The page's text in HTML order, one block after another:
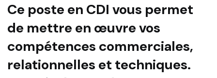
Ce poste en CDI vous permet
de mettre en œuvre vos
compétences commerciales,
relationnelles et techniques.